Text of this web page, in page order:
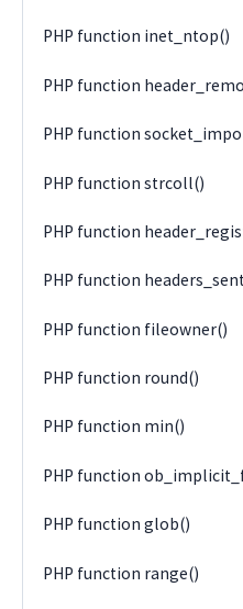
PHP function inet_ntop()
PHP function
PHP function
PHP function strcoll()
PHP function
PHP function
PHP function fileowner()
PHP function round()
PHP function min()
PHP function
PHP function glob()
PHP function range()